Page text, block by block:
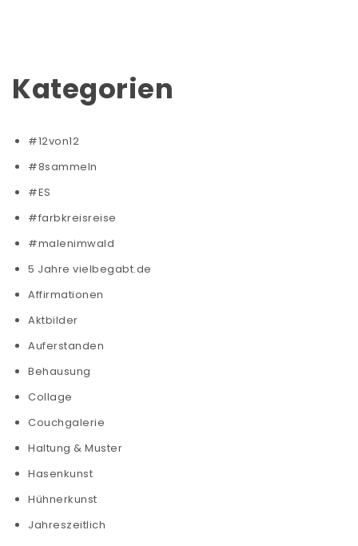
Kategorien
#12von12
#8sammeln
#ES
#farbkreisreise
#malenimwald
5 Jahre vielbegabt.de
Affirmationen
Aktbilder
Auferstanden
Behausung
Collage
Couchgalerie
Haltung & Muster
Hasenkunst
Hühnerkunst
Jahreszeitlich